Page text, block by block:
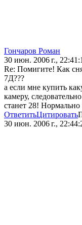
Гончаров Роман
30 июн. 2006 г.,
Re: Помигите! Как
7Д???
а если мне купить
камеру,
станет 28!
ОтветитьЦитировать
30 июн. 2006 г.,